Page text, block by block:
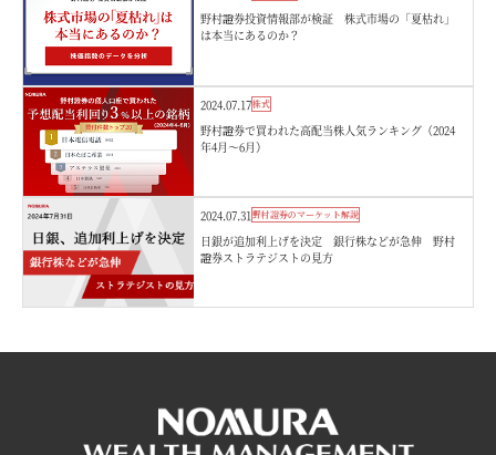
野村證券投資情報部が検証 株式市場の「夏枯れ」
は本当にあるのか？
2024.07.17株式
野村證券で買われた高配当株人気ランキング（2024
年4月～6月）
2024.07.31 野村證券のマーケット解説
日銀が追加利上げを決定 銀行株などが急伸 野村
證券ストラテジストの見方